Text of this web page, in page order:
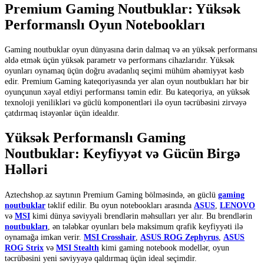
Premium Gaming Noutbuklar: Yüksək
Performanslı Oyun Notebookları
Gaming noutbuklar oyun dünyasına dərin dalmaq və ən yüksək performansı
əldə etmək üçün yüksək parametr və performans cihazlarıdır. Yüksək
oyunları oynamaq üçün doğru avadanlıq seçimi mühüm əhəmiyyət kəsb
edir. Premium Gaming kateqoriyasında yer alan oyun noutbukları hər bir
oyunçunun xəyal etdiyi performansı təmin edir. Bu kateqoriya, ən yüksək
texnoloji yenilikləri və güclü komponentləri ilə oyun təcrübəsini zirvəyə
çatdırmaq istəyənlər üçün idealdır.
Yüksək Performanslı Gaming
Noutbuklar: Keyfiyyət və Gücün Birgə
Həlləri
Aztechshop.az saytının Premium Gaming bölməsində, ən güclü gaming
noutbuklar təklif edilir. Bu oyun notebookları arasında ASUS, LENOVO
və MSI kimi dünya səviyyəli brendlərin məhsulları yer alır. Bu brendlərin
noutbukları, ən tələbkar oyunları belə maksimum qrafik keyfiyyəti ilə
oynamağa imkan verir. MSI Crosshair, ASUS ROG Zephyrus, ASUS
ROG Strix və MSI Stealth kimi gaming notebook modellər, oyun
təcrübəsini yeni səviyyəyə qaldırmaq üçün ideal seçimdir.